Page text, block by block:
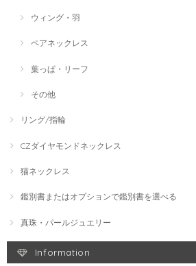
ウィング・羽
ペアネックレス
葉っぱ・リーフ
その他
リング/指輪
CZダイヤモンドネックレス
猫ネックレス
鑑別書またはオプションで鑑別書を選べる
真珠・パールジュエリー
Information